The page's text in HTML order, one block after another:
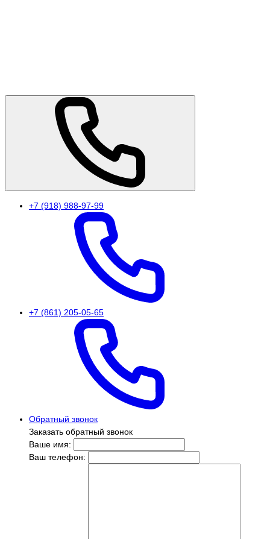
+7 (918) 988-97-99
+7 (861) 205-05-65
Обратный звонок
Заказать обратный звонок
Ваше имя:
Ваш телефон: